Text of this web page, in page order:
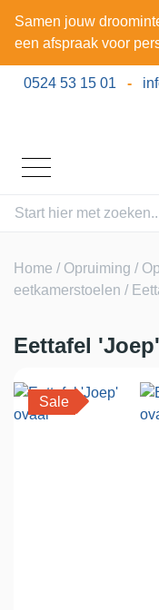
Samen jouw
een afspraak voor
0524 53 15 01 -
Home / Opruiming /
eetkamerstoelen /
Eettafel
Sale